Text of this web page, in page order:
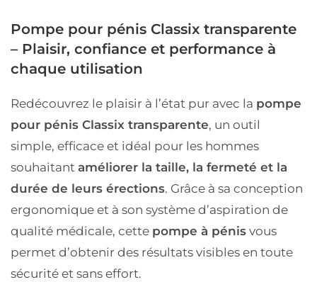
Pompe pour pénis Classix transparente
– Plaisir, confiance et performance à
chaque utilisation
Redécouvrez le plaisir à l’état pur avec la pompe
pour pénis Classix transparente, un outil
simple, efficace et idéal pour les hommes
souhaitant améliorer la taille, la fermeté et la
durée de leurs érections. Grâce à sa conception
ergonomique et à son système d’aspiration de
qualité médicale, cette pompe à pénis vous
permet d’obtenir des résultats visibles en toute
sécurité et sans effort.